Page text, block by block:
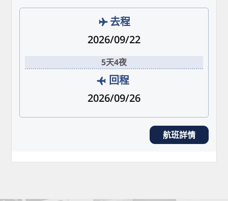
去程
2026/09/22
5天4夜
回程
2026/09/26
航班詳情